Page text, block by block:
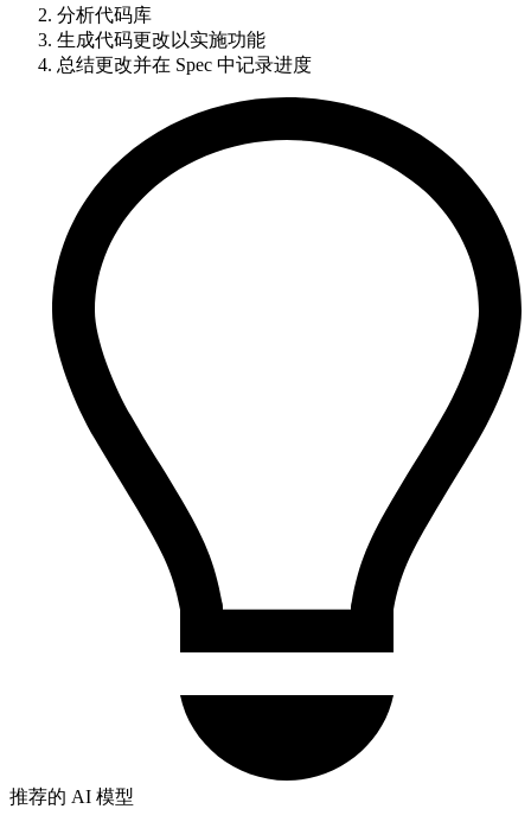
分析代码库
生成代码更改以实施功能
总结更改并在 Spec 中记录进度
推荐的 AI 模型